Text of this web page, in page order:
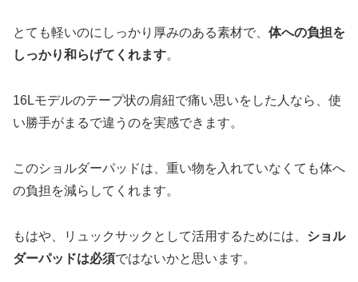
とても軽いのにしっかり厚みのある素材で、 体への負担を
しっかり和らげてくれます。
16Lモデルのテープ状の肩紐で痛い思いをした人なら、使
い勝手がまるで違うのを実感できます。
このショルダーパッドは、重い物を入れていなくても体へ
の負担を減らしてくれます。
もはや、リュックサックとして活用するためには、 ショル
ダーパッドは必須ではないかと思います。